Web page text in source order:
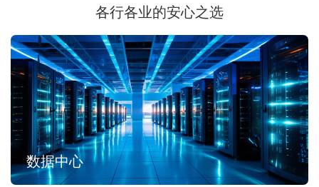
各行各业的安心之选
数据中心